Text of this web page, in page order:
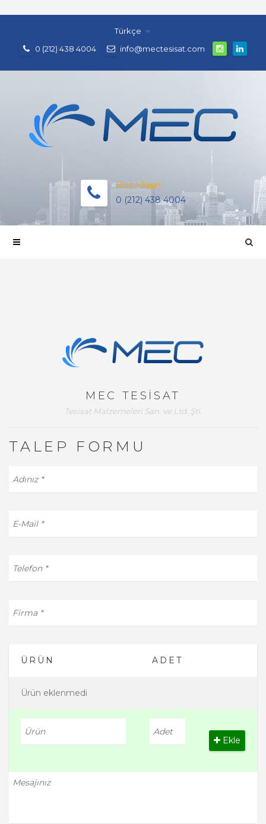
Türkçe
0 (212) 438 4004
info@mectesisat.com
Bize Ulaşın
0 (212) 438 4004
MEC TESİSAT
Tesisat Malzemeleri San. ve Ltd. Şti.
TALEP FORMU
ÜRÜN ADET
Ürün eklenmedi
Ekle